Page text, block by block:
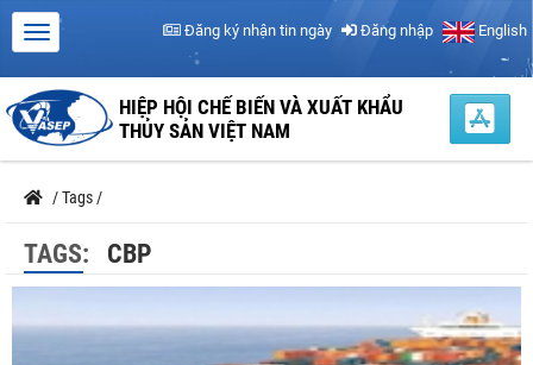
Đăng ký nhận tin ngày Đăng nhập English
HIỆP HỘI CHẾ BIẾN VÀ XUẤT KHẨU
THỦY SẢN VIỆT NAM
/Tags /
TAGS: CBP